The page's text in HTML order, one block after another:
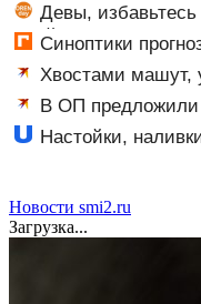
Девы,
прийти сны-
лидером в деле
Синоптики
Башкирии
Хвостами машут,
изъясняются в
В ОП предложили
школьника к 1
Настойки,
Новости smi2.ru
Загрузка...